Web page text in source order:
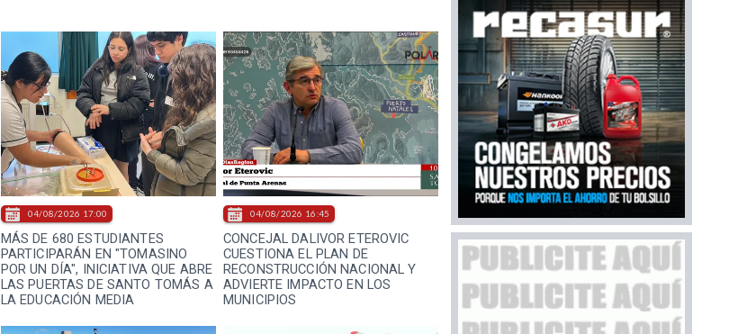
MÁS DE 680 ESTUDIANTES
PARTICIPARÁN EN "TOMASINO
POR UN DÍA", INICIATIVA QUE ABRE
LAS PUERTAS DE SANTO TOMÁS A
LA EDUCACIÓN MEDIA
04/08/2026 17:00
CONCEJAL DALIVOR ETEROVIC
CUESTIONA EL PLAN DE
RECONSTRUCCIÓN NACIONAL Y
ADVIERTE IMPACTO EN LOS
MUNICIPIOS
04/08/2026 16:45